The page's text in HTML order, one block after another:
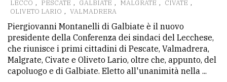
LECCO , PESCATE , GALBIATE , MALGRATE , CIVATE ,
OLIVETO LARIO , VALMADRERA
Piergiovanni Montanelli di Galbiate è il nuovo
presidente della Conferenza dei sindaci del Lecchese,
che riunisce i primi cittadini di Pescate, Valmadrera,
Malgrate, Civate e Oliveto Lario, oltre che, appunto, del
capoluogo e di Galbiate. Eletto all'unanimità nella ...